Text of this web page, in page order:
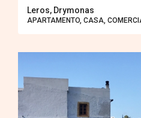
Leros, Drymonas
APARTAMENTO, CASA,